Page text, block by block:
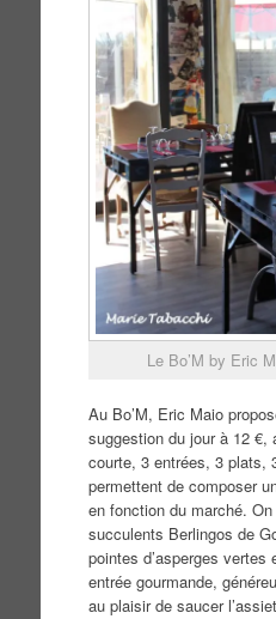
Le Bo’M by Eric
Au Bo’M, Eric Maio
suggestion du jour à 12 €,
courte, 3 entrées, 3 plats,
permettent de composer
en fonction du marché.
succulents Berlingos de
pointes d’asperges vertes
entrée gourmande,
au plaisir de saucer